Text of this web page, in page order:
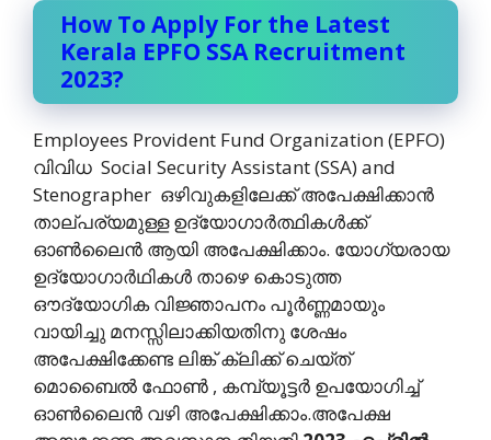
How To Apply For the Latest
Kerala EPFO SSA Recruitment
2023?
Employees Provident Fund Organization (EPFO)
വിവിധ Social Security Assistant (SSA) and
Stenographer ഒഴിവുകളിലേക്ക് അപേക്ഷിക്കാന്‍
താല്പര്യമുള്ള ഉദ്യോഗാര്‍ത്ഥികള്‍ക്ക്
ഓണ്‍ലൈന്‍ ആയി അപേക്ഷിക്കാം. യോഗ്യരായ
ഉദ്യോഗാര്‍ഥികള്‍ താഴെ കൊടുത്ത
ഔദ്യോഗിക വിജ്ഞാപനം പൂര്‍ണ്ണമായും
വായിച്ചു മനസ്സിലാക്കിയതിനു ശേഷം
അപേക്ഷിക്കേണ്ട ലിങ്ക് ക്ലിക്ക് ചെയ്ത്
മൊബൈല്‍ ഫോണ്‍ , കമ്പ്യൂട്ടര്‍ ഉപയോഗിച്ച്
ഓണ്‍ലൈന്‍ വഴി അപേക്ഷിക്കാം.അപേക്ഷ